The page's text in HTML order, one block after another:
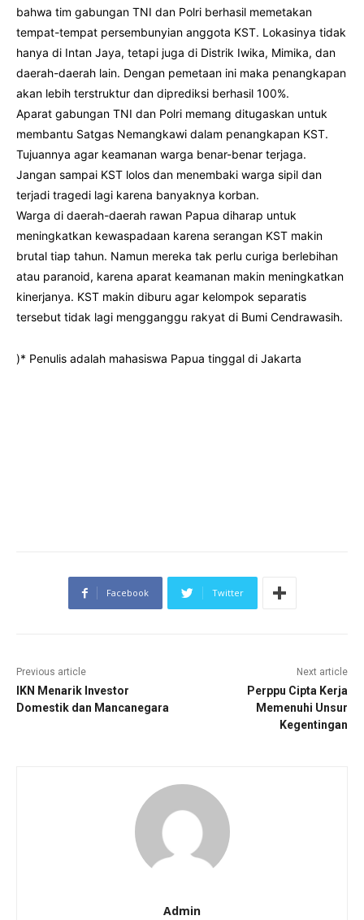
bahwa tim gabungan TNI dan Polri berhasil memetakan
tempat-tempat persembunyian anggota KST. Lokasinya tidak
hanya di Intan Jaya, tetapi juga di Distrik Iwika, Mimika, dan
daerah-daerah lain. Dengan pemetaan ini maka penangkapan
akan lebih terstruktur dan diprediksi berhasil 100%.
Aparat gabungan TNI dan Polri memang ditugaskan untuk
membantu Satgas Nemangkawi dalam penangkapan KST.
Tujuannya agar keamanan warga benar-benar terjaga.
Jangan sampai KST lolos dan menembaki warga sipil dan
terjadi tragedi lagi karena banyaknya korban.
Warga di daerah-daerah rawan Papua diharap untuk
meningkatkan kewaspadaan karena serangan KST makin
brutal tiap tahun. Namun mereka tak perlu curiga berlebihan
atau paranoid, karena aparat keamanan makin meningkatkan
kinerjanya. KST makin diburu agar kelompok separatis
tersebut tidak lagi mengganggu rakyat di Bumi Cendrawasih.
)* Penulis adalah mahasiswa Papua tinggal di Jakarta
Facebook Twitter
Previous article
IKN Menarik Investor
Domestik dan Mancanegara
Next article
Perppu Cipta Kerja
Memenuhi Unsur
Kegentingan
Admin